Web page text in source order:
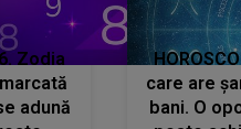
Zodia
adună
care are
bani. O